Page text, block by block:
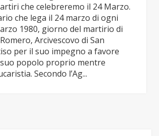
che celebreremo il 24 Marzo.
che lega il 24 marzo di ogni
1980, giorno del martirio di
Arcivescovo di San
per il suo impegno a favore
popolo proprio mentre
Secondo l’Ag...